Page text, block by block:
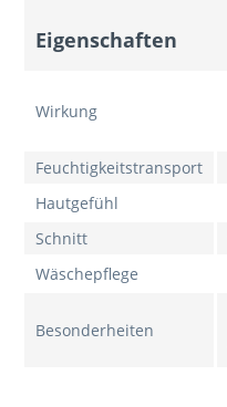
Eigenschaften
Wirkung
Feuchtigkeitstransport
Hautgefühl
Schnitt
Wäschepflege
Besonderheiten